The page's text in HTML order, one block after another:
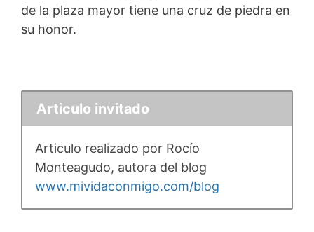
de la plaza mayor tiene una cruz de piedra en
su honor.
Articulo invitado
Articulo realizado por Rocío
Monteagudo, autora del blog
www.mividaconmigo.com/blog